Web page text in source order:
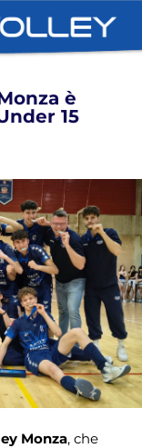
è
15
Monza, che